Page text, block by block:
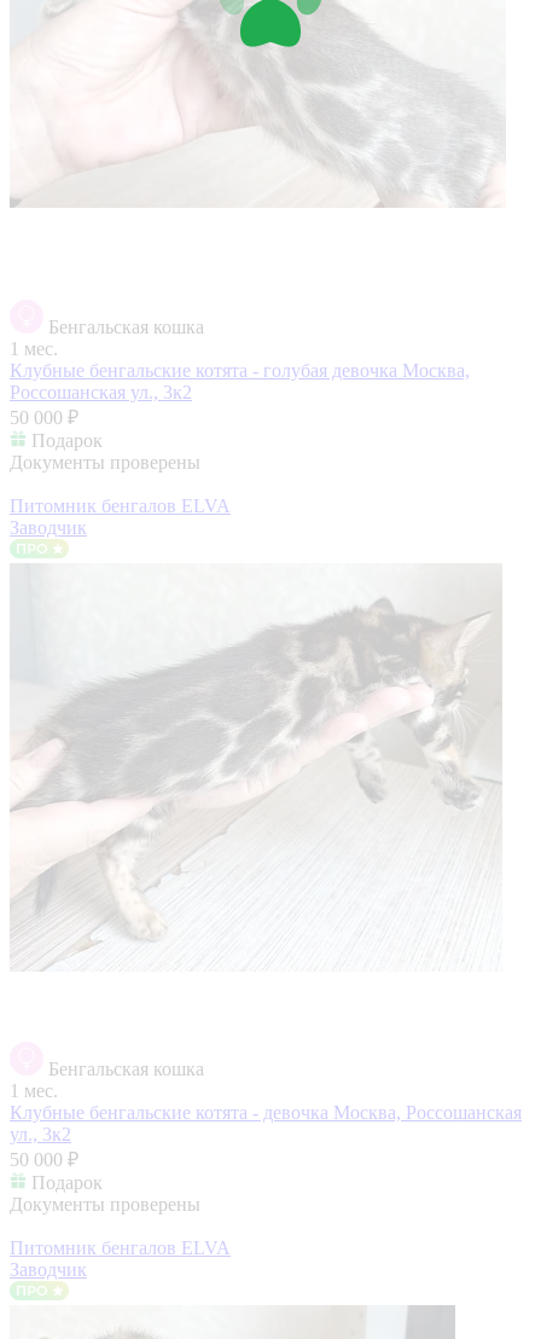
Бенгальская кошка
1 мес.
Клубные бенгальские котята - голубая девочка Москва,
Россошанская ул., 3к2
50 000 ₽
Подарок
Документы проверены
Питомник бенгалов ELVA
Заводчик
Бенгальская кошка
1 мес.
Клубные бенгальские котята - девочка Москва, Россошанская
ул., 3к2
50 000 ₽
Подарок
Документы проверены
Питомник бенгалов ELVA
Заводчик